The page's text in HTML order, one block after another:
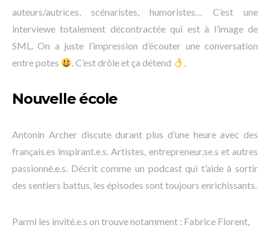
auteurs/autrices, scénaristes, humoristes… C’est une
interviewe totalement décontractée qui est à l’image de
SML. On a juste l’impression d’écouter une conversation
entre potes
. C’est drôle et ça détend .
Nouvelle école
Antonin Archer discute durant plus d’une heure avec des
français.es inspirant.e.s. Artistes, entrepreneur.se.s et autres
passionné.e.s. Décrit comme un podcast qui t’aide à sortir
des sentiers battus, les épisodes sont toujours enrichissants.
Parmi les invité.e.s on trouve notamment : Fabrice Florent,